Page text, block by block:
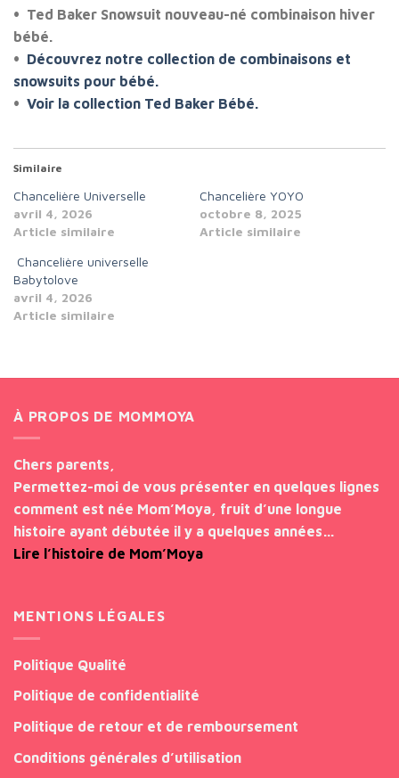
• Ted Baker Snowsuit nouveau-né combinaison hiver
bébé.
• Découvrez notre collection de combinaisons et
snowsuits pour bébé.
• Voir la collection Ted Baker Bébé.
Similaire
Chancelière Universelle
avril 4, 2026
Article similaire
Chancelière YOYO
octobre 8, 2025
Article similaire
Chancelière universelle
Babytolove
avril 4, 2026
Article similaire
À PROPOS DE MOMMOYA
Chers parents,
Permettez-moi de vous présenter en quelques lignes
comment est née Mom’Moya, fruit d’une longue
histoire ayant débutée il y a quelques années…
Lire l’histoire de Mom’Moya
MENTIONS LÉGALES
Politique Qualité
Politique de confidentialité
Politique de retour et de remboursement
Conditions générales d’utilisation